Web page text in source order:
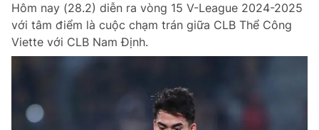
Hôm nay (28.2) diễn ra vòng 15 V-League 2024-2025
với tâm điểm là cuộc chạm trán giữa CLB Thể Công
Viette với CLB Nam Định.